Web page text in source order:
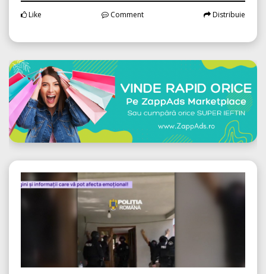
Like Comment Distribuie